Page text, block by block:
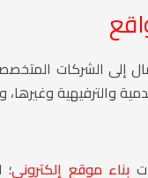
والترفيهية
بناء موقع إلكتروني